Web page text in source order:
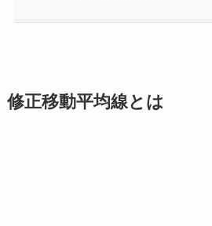
修正移動平均線とは